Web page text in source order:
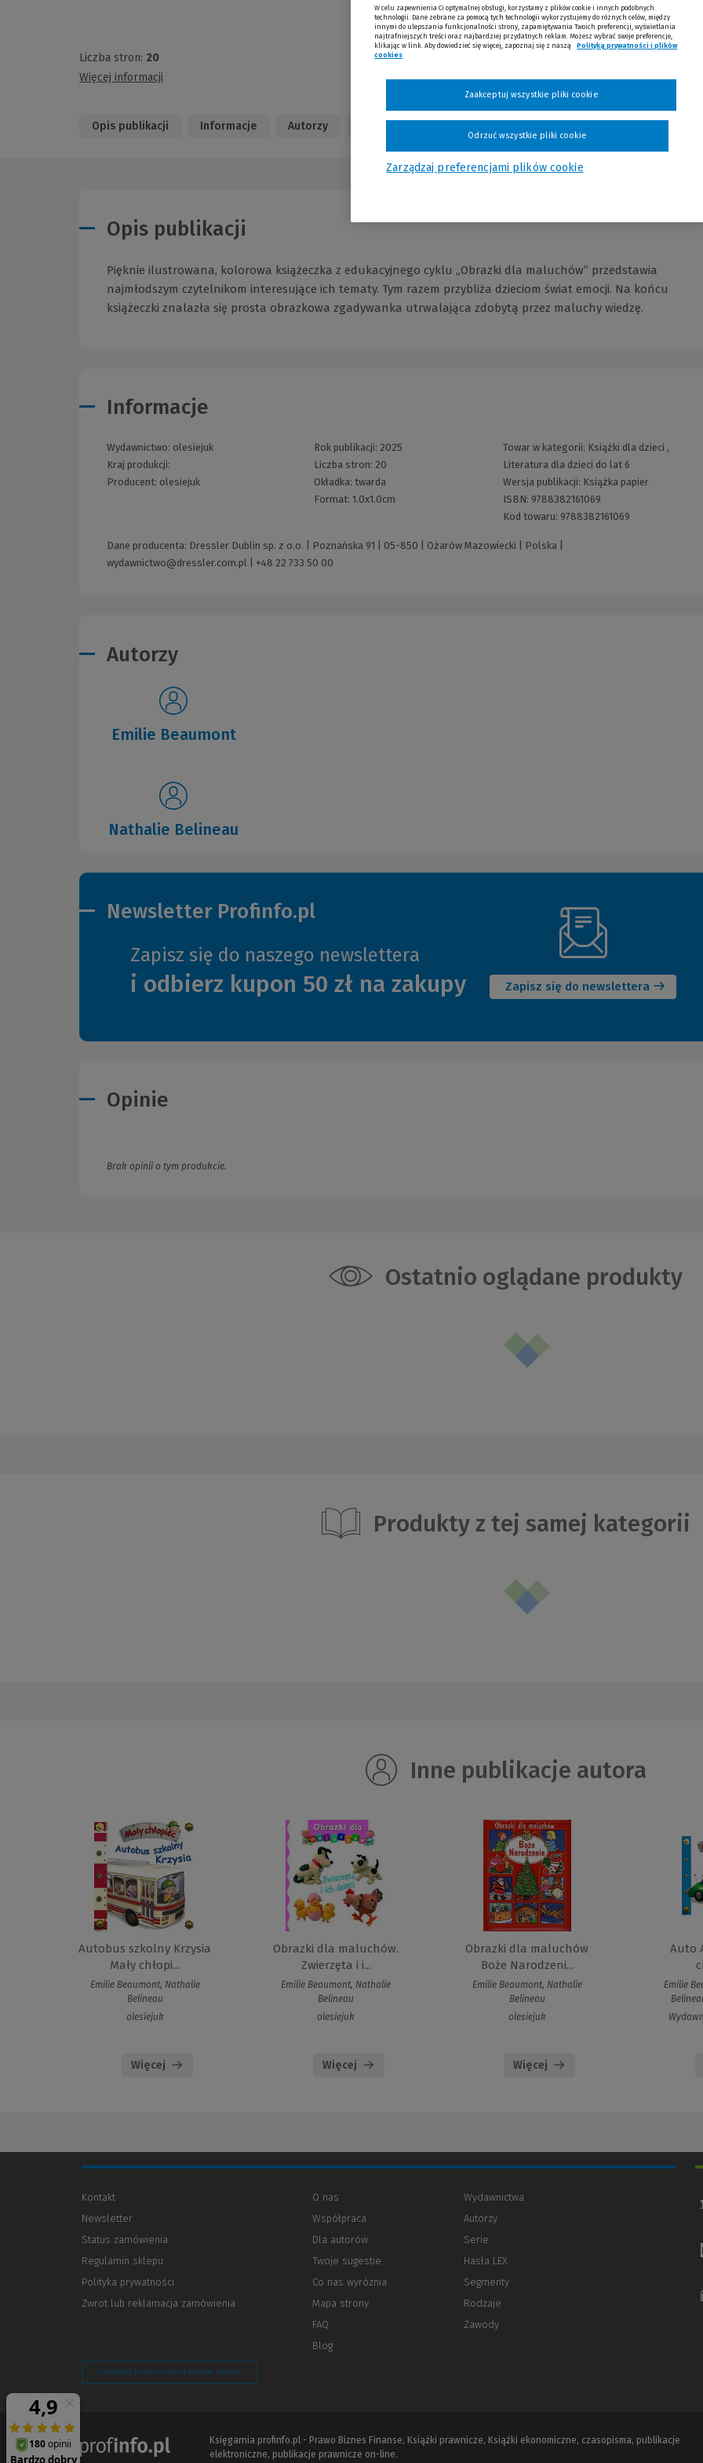
Liczba stron: 20
Więcej informacji
Opis publikacji Informacje Autorzy
Opis publikacji
Pięknie ilustrowana, kolorowa książeczka z edukacyjnego cyklu „Obrazki dla maluchów” przedstawia
najmłodszym czytelnikom interesujące ich tematy. Tym razem przybliża dzieciom świat emocji. Na końcu
książeczki znalazła się prosta obrazkowa zgadywanka utrwalająca zdobytą przez maluchy wiedzę.
Informacje
Wydawnictwo: olesiejuk
Kraj produkcji:
Producent: olesiejuk
Rok publikacji: 2025
Liczba stron: 20
Okładka: twarda
Format: 1.0x1.0cm
Towar w kategorii: Książki dla dzieci ,
Literatura dla dzieci do lat 6
Wersja publikacji: Książka papier
ISBN: 9788382161069
Kod towaru: 9788382161069
Dane producenta: Dressler Dublin sp. z o.o. | Poznańska 91 | 05-850 | Ożarów Mazowiecki | Polska |
wydawnictwo@dressler.com.pl
+48 22 733 50 00
Autorzy
Emilie Beaumont
Nathalie Belineau
Newsletter Profinfo.pl
Zapisz się do naszego newslettera
i odbierz kupon 50 zł na zakupy Zapisz się do newslettera
okno)
Opinie
Brak opinii o tym produkcie.
Ostatnio oglądane produkty
Produkty z tej samej kategorii
Inne publikacje autora
Autobus szkolny Krzysia
Mały chłopi...
Emilie Beaumont, Nathalie
Belineau
olesiejuk
Więcej
Obrazki dla maluchów.
Zwierzęta i i...
Emilie Beaumont, Nathalie
Belineau
olesiejuk
Więcej
Obrazki dla maluchów
Boże Narodzeni...
Emilie Beaumont, Nathalie
Belineau
olesiejuk
Więcej
Auto
Emilie
Kontakt
Newsletter
Status zamówienia
Regulamin sklepu
Polityka prywatności
innej
Zwrot lub reklamacja zamówienia
O nas
Współpraca
Dla autorów
innej
strony)
Twoje sugestie
Co nas wyróżnia
Mapa strony
FAQ
Blog
Wydawnictwa
Autorzy
Serie
Hasła LEX
Segmenty
Rodzaje
Zawody
Zarządzaj preferencjami plików cookie
Księgarnia profinfo.pl - Prawo Biznes Finanse, Książki prawnicze, Książki ekonomiczne, czasopisma, publikacje
elektroniczne, publikacje prawnicze on-line.
W celu zapewnienia Ci optymalnej obsługi, korzystamy z plików cookie i innych podobnych
technologii. Dane zebrane za pomocą tych technologii wykorzystujemy do różnych celów, między
innymi do ulepszania funkcjonalności strony, zapamiętywania Twoich preferencji, wyświetlania
najtrafniejszych treści oraz najbardziej przydatnych reklam. Możesz wybrać swoje preferencje,
klikając w link. Aby dowiedzieć się więcej, zapoznaj się z naszą
Polityką prywatności i plików
cookies
Zarządzaj preferencjami plików cookie
Odrzuć wszystkie pliki cookie
Zaakceptuj wszystkie pliki cookie